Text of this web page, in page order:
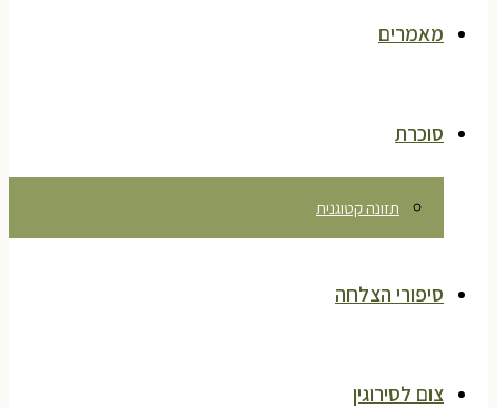
מאמרים
סוכרת
תזונה קטוגנית
סיפורי הצלחה
צום לסירוגין